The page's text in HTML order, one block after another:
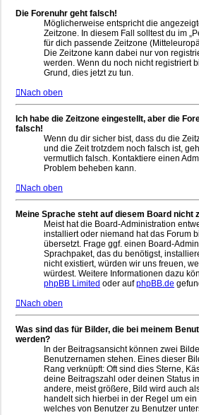
Die Forenuhr geht falsch!
Möglicherweise entspricht die
Zeitzone. In diesem Fall solltest du im
für dich passende Zeitzone
Die Zeitzone kann dabei nur von
werden. Wenn du noch nicht registriert
Grund, dies jetzt zu tun.
Nach oben
Ich habe die Zeitzone eingestellt, aber die
falsch!
Wenn du dir sicher bist, dass du die
und die Zeit trotzdem noch falsch ist,
vermutlich falsch. Kontaktiere einen
Problem beheben kann.
Nach oben
Meine Sprache steht auf diesem Board nicht
Meist hat die Board-Administration
installiert oder niemand hat das Forum
übersetzt. Frage ggf. einen Board-
Sprachpaket, das du benötigst,
nicht existiert, würden wir uns freuen,
würdest. Weitere Informationen dazu
phpBB Limited oder aufphpBB.de
Nach oben
Was sind das für Bilder, die bei meinem
werden?
In der Beitragsansicht können zwei
Benutzernamen stehen. Eines dieser
Rang verknüpft: Oft sind dies Sterne,
deine Beitragszahl oder deinen Status
andere, meist größere, Bild wird auch
handelt sich hierbei in der Regel um
welches von Benutzer zu Benutzer